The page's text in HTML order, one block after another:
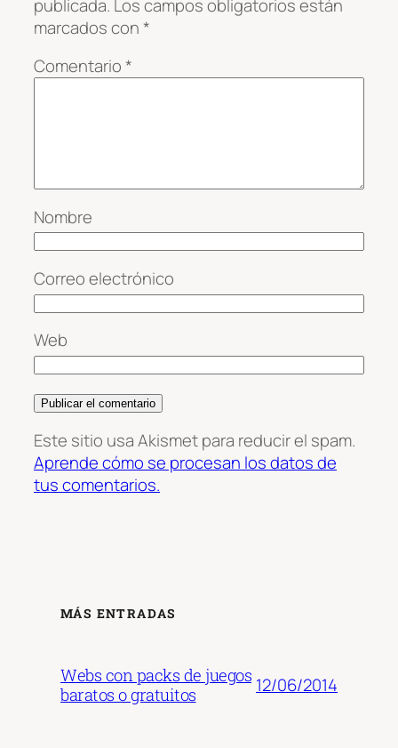
publicada. Los campos obligatorios están
marcados con*
Comentario*
Nombre
Correo electrónico
Web
Este sitio usa Akismet para reducir el spam.
Aprende cómo se procesan los datos de
tus comentarios.
MÁS ENTRADAS
Webs con packs de juegos
baratos o gratuitos
12/06/2014